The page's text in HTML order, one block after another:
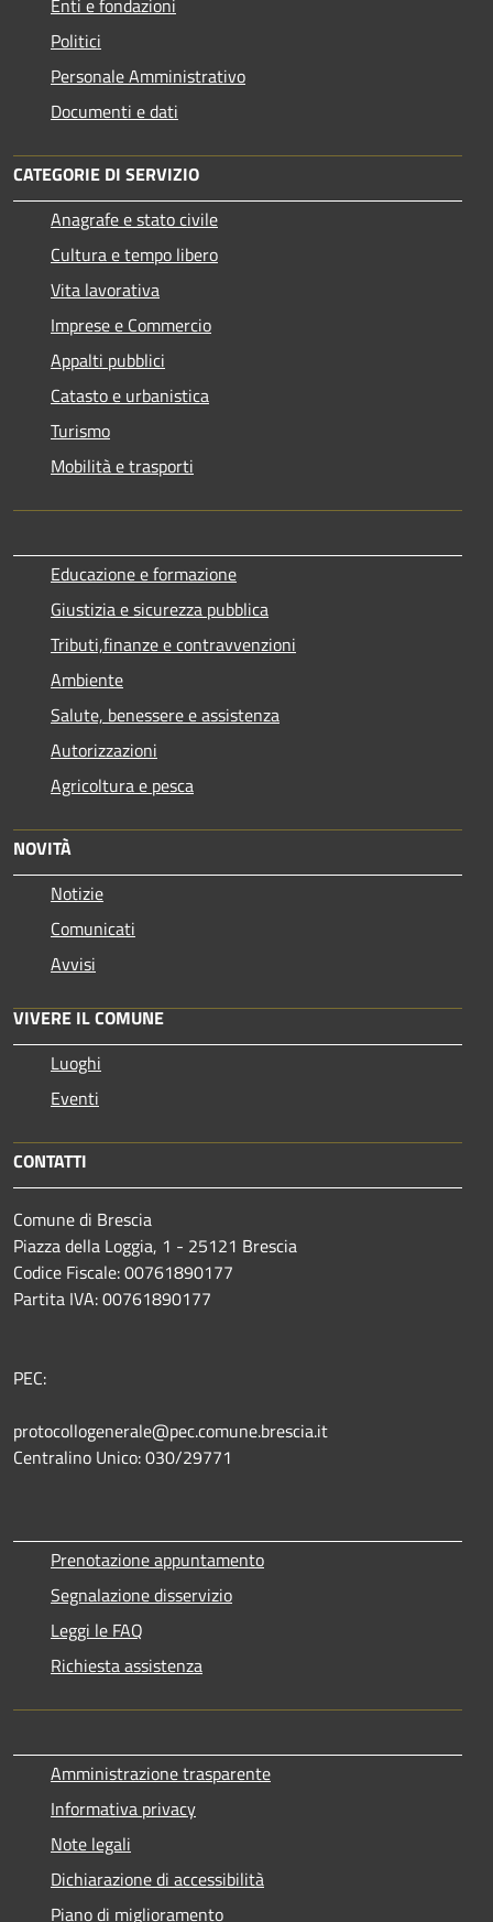
Enti e fondazioni
Politici
Personale Amministrativo
Documenti e dati
CATEGORIE DI SERVIZIO
Anagrafe e stato civile
Cultura e tempo libero
Vita lavorativa
Imprese e Commercio
Appalti pubblici
Catasto e urbanistica
Turismo
Mobilità e trasporti
Educazione e formazione
Giustizia e sicurezza pubblica
Tributi,finanze e contravvenzioni
Ambiente
Salute, benessere e assistenza
Autorizzazioni
Agricoltura e pesca
NOVITÀ
Notizie
Comunicati
Avvisi
VIVERE IL COMUNE
Luoghi
Eventi
CONTATTI
Comune di Brescia
Piazza della Loggia, 1 - 25121 Brescia
Codice Fiscale: 00761890177
Partita IVA: 00761890177
PEC:
protocollogenerale@pec.comune.brescia.it
Centralino Unico: 030/29771
Prenotazione appuntamento
Segnalazione disservizio
Leggi le FAQ
Richiesta assistenza
Amministrazione trasparente
Informativa privacy
Note legali
Dichiarazione di accessibilità
Piano di miglioramento